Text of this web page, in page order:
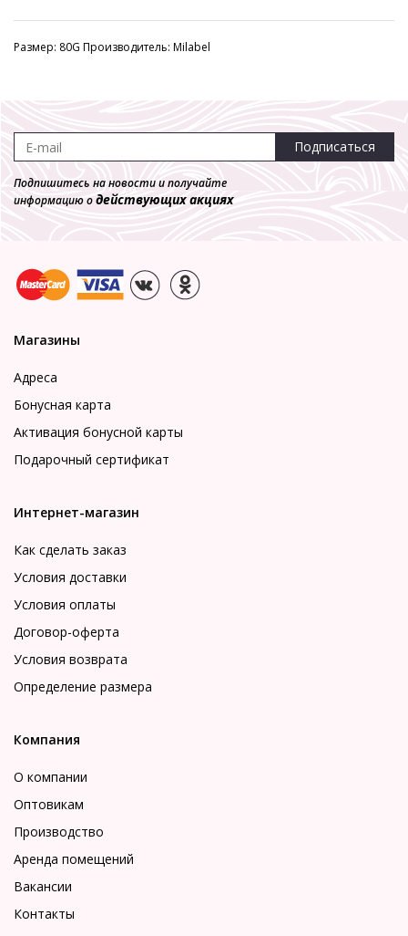
Размер: 80G Производитель: Milabel
Подписаться
Подпишитесь на новости и получайте
информацию одействующих акциях
Магазины
Адреса
Бонусная карта
Активация бонусной карты
Подарочный сертификат
Интернет-магазин
Как сделать заказ
Условия доставки
Условия оплаты
Договор-оферта
Условия возврата
Определение размера
Компания
О компании
Оптовикам
Производство
Аренда помещений
Вакансии
Контакты